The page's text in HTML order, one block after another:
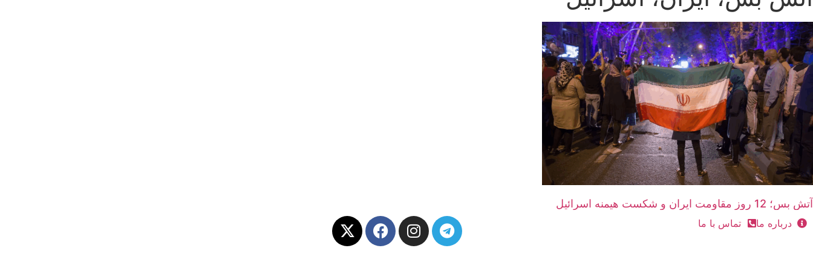
آتش بس؛ 12 روز مقاومت ایران و شکست هیمنه اسرائیل
درباره ما تماس با ما